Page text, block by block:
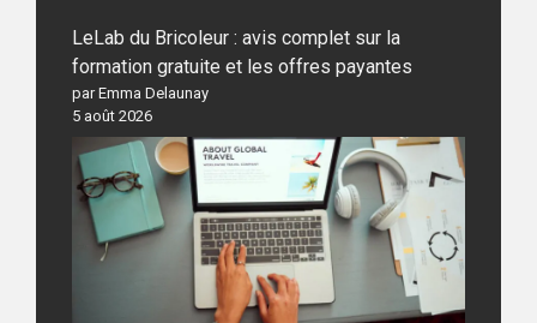
LeLab du Bricoleur : avis complet sur la
formation gratuite et les offres payantes
par Emma Delaunay
5 août 2026